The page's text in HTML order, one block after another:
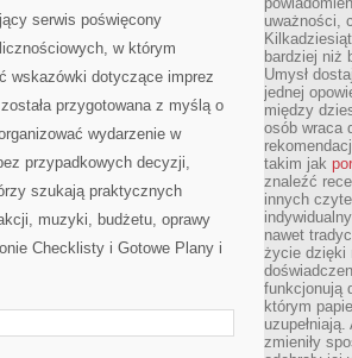
serwis poświęcony
w którym
wskazówki dotyczące imprez
przygotowana z myślą o
wydarzenie w
przypadkowych decyzji,
szukają praktycznych
muzyki, budżetu, oprawy
Checklisty i Gotowe Plany i
uważności,
bardziej niż
Umysł
jednej
między
osób wraca
takim jak
znaleźć
innych
nawet
życie dzięki
funkcjonują
którym
zmieniły